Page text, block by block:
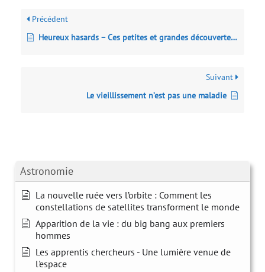
Astronomie
La nouvelle ruée vers l’orbite : Comment les
constellations de satellites transforment le monde
Apparition de la vie : du big bang aux premiers
hommes
Les apprentis chercheurs - Une lumière venue de
l'espace
Précédent
Heureux hasards – Ces petites et grandes découvertes accidentelles qui ont changé le monde
Suivant
Le vieillissement n’est pas une maladie